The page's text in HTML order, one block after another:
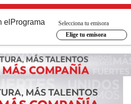
el Programa
Selecciona tu emisora
Elige tu emisora